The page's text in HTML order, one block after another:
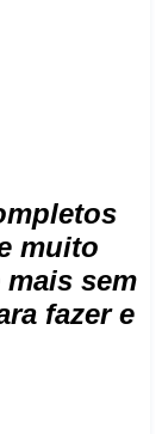
muito
sem
fazer e